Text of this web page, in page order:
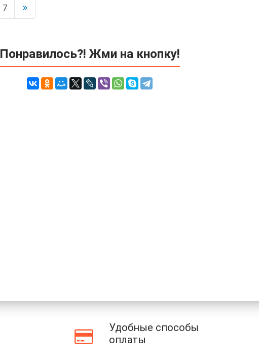
7
Понравилось?! Жми на кнопку!
Удобные способы
оплаты